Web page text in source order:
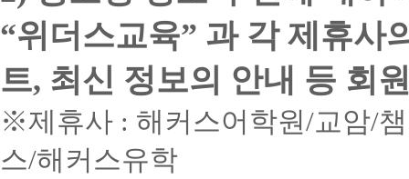
“위더스교육” 과 각 제휴사
트, 최신 정보의 안내 등 회
※제휴사 : 해커스어학원/교암/
스/해커스유학